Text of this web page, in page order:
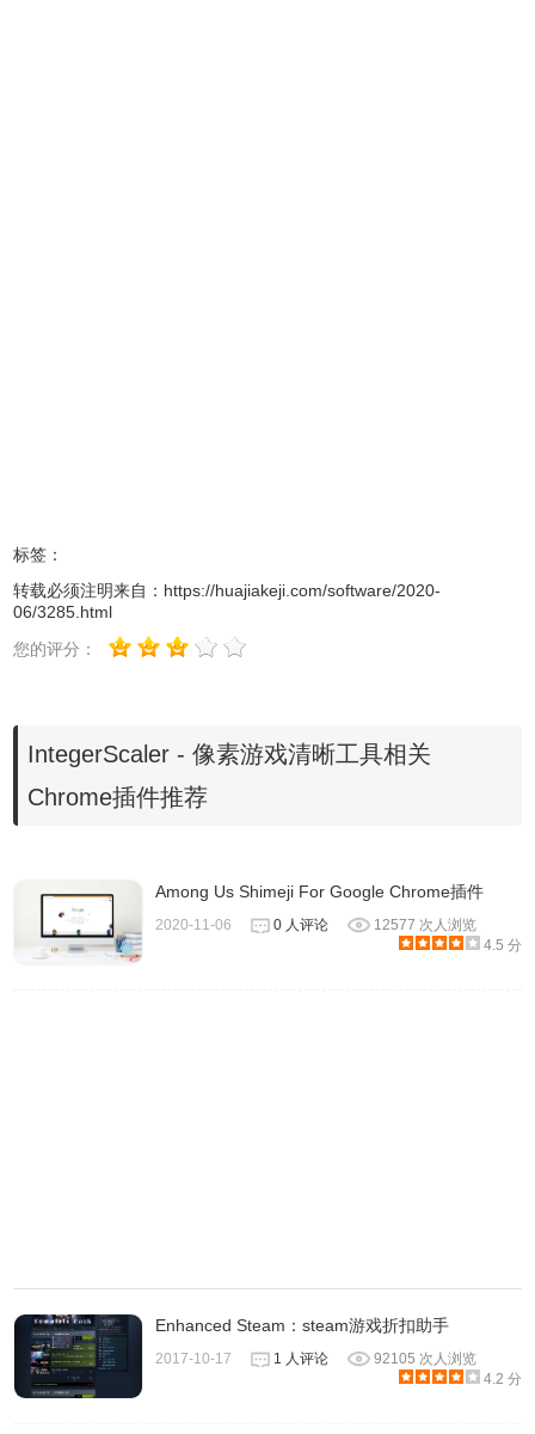
4、按下Alt+F11可缩放当前活动窗口。再次按下它将禁用缩
放，而不管哪个窗口处于活动状态。按下Ctrl+Alt+F11可进行
缩放，延迟时间为5秒。这样即使在游戏窗口处于活动状态时
在游戏窗口处于活动状态时按键盘快捷键，然后在5秒钟内切
换到游戏窗口。可以通过应用程序菜单中的“ 5秒后缩放”项目
执行相同的操作。此外，按下Ctrl+Alt+Delete时，程序将禁
标签：
转载必须注明来自： https://huajiakeji.com/software/2020-
06/3285.html
您的评分：
IntegerScaler - 像素游戏清晰工具相关
Chrome插件推荐
Among Us Shimeji For Google Chrome插件
2020-11-06 0 人评论
12577 次人浏览
4.5 分
Enhanced Steam：steam游戏折扣助手
2017-10-17 1 人评论
92105 次人浏览
4.2 分